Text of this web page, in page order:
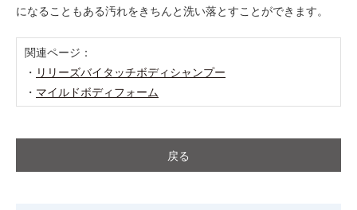
になることもある汚れをきちんと洗い落とすことができます。
関連ページ：
・ リリーズバイタッチボディシャンプー
・ マイルドボディフォーム
戻る